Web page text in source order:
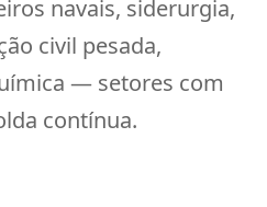
navais, siderurgia,
civil pesada,
— setores com
contínua.